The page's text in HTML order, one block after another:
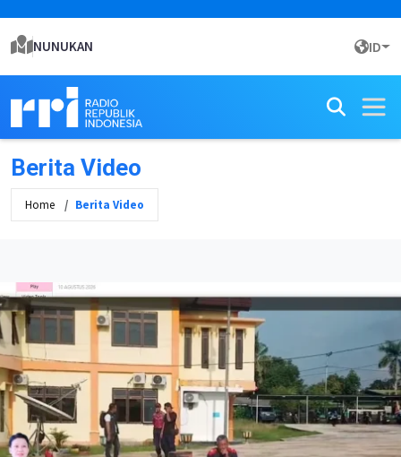
NUNUKAN ID
Berita Video
Home Berita Video